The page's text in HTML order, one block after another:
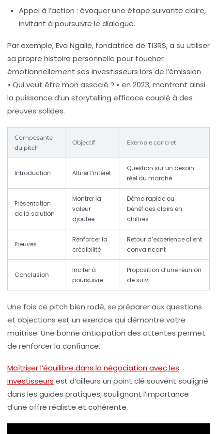
Appel à l’action : évoquer une étape suivante claire,
invitant à poursuivre le dialogue.
Par exemple, Eva Ngalle, fondatrice de TI3RS, a su utiliser
sa propre histoire personnelle pour toucher
émotionnellement ses investisseurs lors de l’émission
« Qui veut être mon associé ? » en 2023, montrant ainsi
la puissance d’un storytelling efficace couplé à des
preuves solides.
Composante
du pitch
Objectif Exemple concret
Introduction Attirer l’intérêt
Question sur un besoin
réel du marché
Présentation
de la solution
Montrer la
valeur
ajoutée
Démo rapide ou
bénéfices clairs en
chiffres
Preuves
Renforcer la
crédibilité
Retour d’expérience client
convaincant
Conclusion
Inciter à
poursuivre
Proposition d’une réunion
de suivi
Une fois ce pitch bien rodé, se préparer aux questions
et objections est un exercice qui démontre votre
maîtrise. Une bonne anticipation des attentes permet
de renforcer la confiance.
Maîtriser l’équilibre dans la négociation avec les
investisseurs est d’ailleurs un point clé souvent souligné
dans les guides pratiques, soulignant l’importance
d’une offre réaliste et cohérente.